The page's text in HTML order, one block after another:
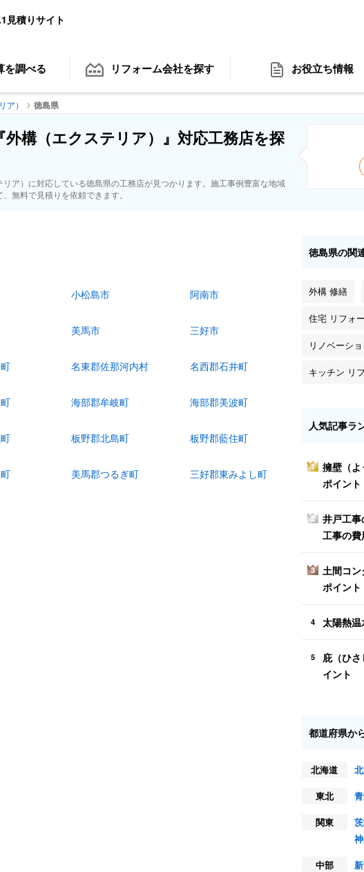
見積りサイト
を調べる リフォーム会社を探す お役立ち情報
ア） 徳島県
外構（エクステリア）』対応工務店を探
リア）に対応している徳島県の工務店が見つかります。施工事例豊富な地域
無料で見積りを依頼できます。
小松島市 阿南市
美馬市 三好市
名東郡佐那河内村 名西郡石井町
海部郡牟岐町 海部郡美波町
板野郡北島町 板野郡藍住町
美馬郡つるぎ町 三好郡東みよし町
徳島県の関
外構 修繕
住宅 リフォ
リノベーシ
キッチン リ
人気記事ラ
1
擁壁（よ
ポイント
2
井戸工
工事の
3
土間コン
ポイント
4 太陽熱温
5
庇（ひ
イント
都道府県か
北海道
東北
関東
中部